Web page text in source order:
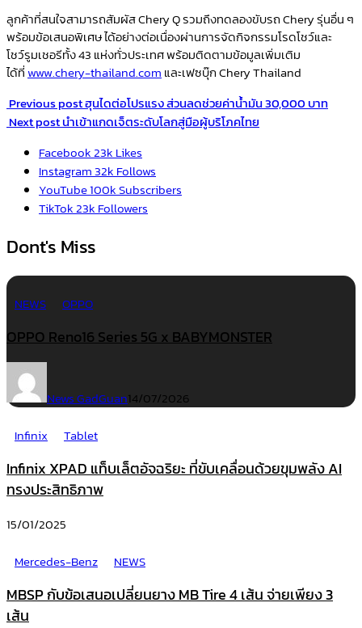
ลูกค้าที่สนใจสามารถสัมผัสChery QรวมถึงทดลองขับรถCheryรุ่นอื่น ๆ
พร้อมข้อเสนอพิเศษ ได้อย่างต่อเนื่องผ่านการจัดกิจกรรมโรดโชว์และ
โชว์รูมเชอรีทั้ง43 แห่งทั่วประเทศพร้อมติดตามข้อมูลเพิ่มเติม
ได้ที่www.chery-thailand.com และเฟซบุ๊กChery Thailand
Previous postฮุนไดต่อโปรแรง ส่วนลดช่วยค่าน้ำมัน 30,000 บาท
Next postนำเข้าแกดเจ็ตระดับโลกสู่มือผู้บริโภคไทย
Facebook23k Likes
Instagram32k Follows
YouTube100kSubscribers
TikTok23k Followers
Dont's Miss
NEWS OPPO
OPPO Reno16 Series 5G x BABYMONSTER
News GadGuan14/07/2026
Infinix
Tablet
Infinix XPAD แท็บเล็ตอัจฉริยะ ที่ขับเคลื่อนด้วยขุมพลัง AI
ทรงประสิทธิภาพ
15/01/2025
Mercedes-Benz
NEWS
MBSP กับข้อเสนอเปลี่ยนยาง MB Tire 4 เส้น จ่ายเพียง 3
เส้น